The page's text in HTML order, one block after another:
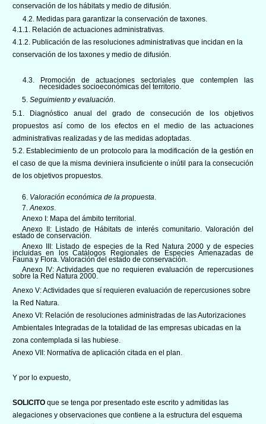
conservación de los hábitats y medio de difusión.
4.2. Medidas para garantizar la conservación de taxones.
4.1.1. Relación de actuaciones administrativas.
4.1.2. Publicación de las resoluciones administrativas que incidan en la
conservación de los taxones y medio de difusión.
4.3. Promoción de actuaciones sectoriales que contemplen las
necesidades socioeconómicas del territorio.
5. Seguimiento y evaluación
5.1. Diagnóstico anual del grado de consecución de los objetivos
propuestos así como de los efectos en el medio de las actuaciones
administrativas realizadas y de las medidas adoptadas.
5.2. Establecimiento de un protocolo para la modificación de la gestión en
el caso de que la misma deviniera insuficiente o inútil para la consecución
de los objetivos propuestos.
6. Valoración económica de la propuesta.
7.Anexos.
Anexo I: Mapa del ámbito territorial.
Anexo II: Listado de Hábitats de interés comunitario. Valoración del
estado de conservación.
Anexo III: Listado de especies de la Red Natura 2000 y de especies
incluidas en los Catálogos Regionales de Especies Amenazadas de
Fauna y Flora. Valoración del estado de conservación.
Anexo IV: Actividades que no requieren evaluación de repercusiones
sobre la Red Natura 2000.
Anexo V: Actividades que sí requieren evaluación de repercusiones sobre
la Red Natura.
Anexo VI: Relación de resoluciones administradas de las Autorizaciones
Ambientales Integradas de la totalidad de las empresas ubicadas en la
zona contemplada si las hubiese.
Anexo VII: Normatíva de aplicación citada en el plan.
Y por lo expuesto,
SOLICITO que se tenga por presentado este escrito y admitidas las
alegaciones y observaciones que contiene a la estructura del esquema